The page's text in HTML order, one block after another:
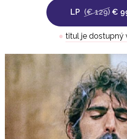
LP (€ 129) €
● titul je dostupný